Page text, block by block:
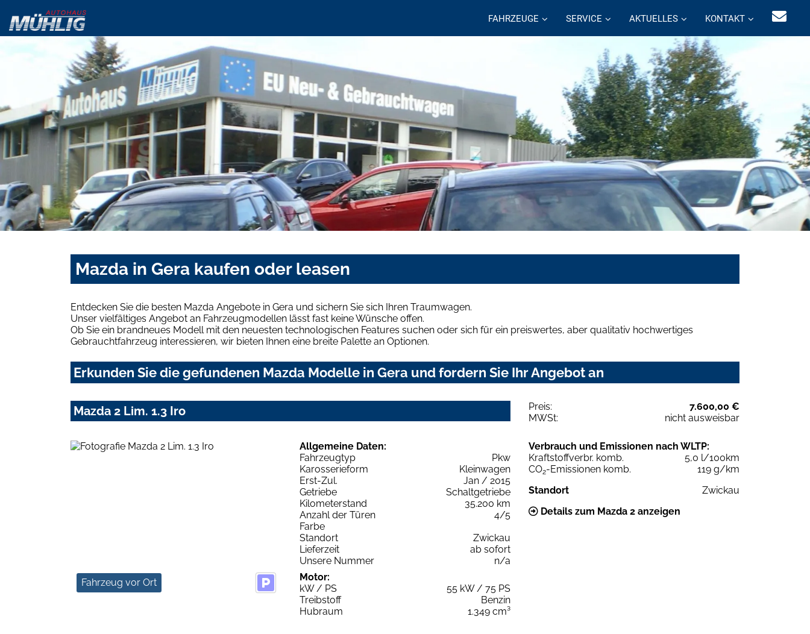
FAHRZEUGE SERVICE AKTUELLES KONTAKT
Mazda in Gera kaufen oder leasen
Entdecken Sie die besten Mazda Angebote in Gera und sichern Sie sich Ihren Traumwagen.
Unser vielfältiges Angebot an Fahrzeugmodellen lässt fast keine Wünsche offen.
Ob Sie ein brandneues Modell mit den neuesten technologischen Features suchen oder sich für ein preiswertes, aber qualitativ hochwertiges
Gebrauchtfahrzeug interessieren, wir bieten Ihnen eine breite Palette an Optionen.
Erkunden Sie die gefundenen Mazda Modelle in Gera und fordern Sie Ihr Angebot an
Mazda 2 Lim. 1.3 Iro Preis:
7.600,00 €
MWSt:
nicht ausweisbar
Fahrzeug vor Ort
Allgemeine Daten:
Fahrzeugtyp
Pkw
Karosserieform
Kleinwagen
Erst-Zul.
Jan / 2015
Getriebe
Schaltgetriebe
Kilometerstand
35.200 km
Anzahl der Türen
4/5
Farbe
Standort
Zwickau
Lieferzeit
ab sofort
Unsere Nummer
n/a
Motor:
kW / PS
55 kW / 75 PS
Treibstoff
Benzin
Hubraum
1.349 cm³
Verbrauch und Emissionen nach WLTP:
Kraftstoffverbr. komb.
5,0 l/100km
CO2-Emissionen komb.
119 g/km
Standort
Zwickau
Details zum Mazda 2 anzeigen